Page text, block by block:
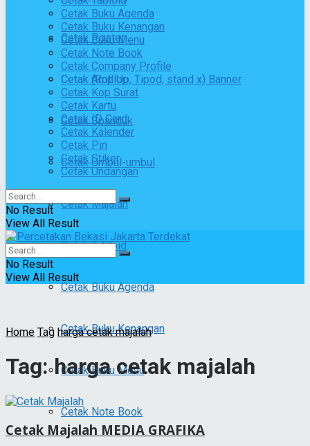
Cetak Poster
Cetak (Roll Up, Tipod, stand x) Banner
Cetak Spanduk
Cetak Umbul-umbul
Cetak Majalah
Cetak Tabloid
Cetak Buku Agenda
Cetak Buku Kenangan
Cetak Buku Menu
Cetak Note Book
Cetak Buku Agenda
Cetak Buku Kenangan
Cetak Buku Menu
Cetak Note Book
Cetak Company Profile
Cetak Amplop
Cetak Kop Surat
Cetak Kartu
Cetak ID Card
Cetak Kalender
Cetak Pin
Cetak Stiker
Cetak Undangan
No Result
View All Result
No Result
View All Result
Home Tag harga cetak majalah
Tag:harga cetak majalah
Cetak Majalah MEDIA GRAFIKA